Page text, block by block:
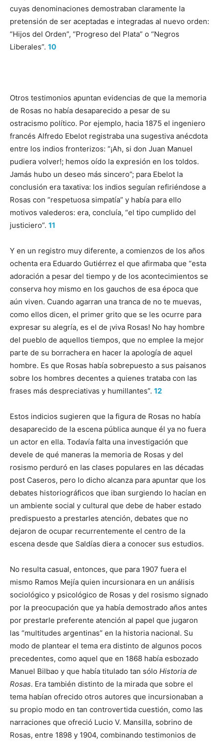
cuyas denominaciones demostraban claramente la
pretensión de ser aceptadas e integradas al nuevo orden:
“Hijos del Orden”, “Progreso del Plata” o “Negros
Liberales”. 10
Otros testimonios apuntan evidencias de que la memoria
de Rosas no había desaparecido a pesar de su
ostracismo político. Por ejemplo, hacia 1875 el ingeniero
francés Alfredo Ebelot registraba una sugestiva anécdota
entre los indios fronterizos: “¡Ah, si don Juan Manuel
pudiera volver!; hemos oído la expresión en los toldos.
Jamás hubo un deseo más sincero”; para Ebelot la
conclusión era taxativa: los indios seguían refiriéndose a
Rosas con “respetuosa simpatía” y había para ello
motivos valederos: era, concluía, “el tipo cumplido del
justiciero”. 11
Y en un registro muy diferente, a comienzos de los años
ochenta era Eduardo Gutiérrez el que afirmaba que “esta
adoración a pesar del tiempo y de los acontecimientos se
conserva hoy mismo en los gauchos de esa época que
aún viven. Cuando agarran una tranca de no te muevas,
como ellos dicen, el primer grito que se les ocurre para
expresar su alegría, es el de ¡viva Rosas! No hay hombre
del pueblo de aquellos tiempos, que no emplee la mejor
parte de su borrachera en hacer la apología de aquel
hombre. Es que Rosas había sobrepuesto a sus paisanos
sobre los hombres decentes a quienes trataba con las
frases más despreciativas y humillantes”. 12
Estos indicios sugieren que la figura de Rosas no había
desaparecido de la escena pública aunque él ya no fuera
un actor en ella. Todavía falta una investigación que
devele de qué maneras la memoria de Rosas y del
rosismo perduró en las clases populares en las décadas
post Caseros, pero lo dicho alcanza para apuntar que los
debates historiográficos que iban surgiendo lo hacían en
un ambiente social y cultural que debe de haber estado
predispuesto a prestarles atención, debates que no
dejaron de ocupar recurrentemente el centro de la
escena desde que Saldías diera a conocer sus estudios.
No resulta casual, entonces, que para 1907 fuera el
mismo Ramos Mejía quien incursionara en un análisis
sociológico y psicológico de Rosas y del rosismo signado
por la preocupación que ya había demostrado años antes
por prestarle preferente atención al papel que jugaron
las “multitudes argentinas” en la historia nacional. Su
modo de plantear el tema era distinto de algunos pocos
precedentes, como aquel que en 1868 había esbozado
Manuel Bilbao y que había titulado tan sólo Historia de
Rosas. Era también distinto de la mirada que sobre el
tema habían ofrecido otros autores que incursionaban a
su propio modo en tan controvertida cuestión, como las
narraciones que ofreció Lucio V. Mansilla, sobrino de
Rosas, entre 1898 y 1904, combinando testimonios de